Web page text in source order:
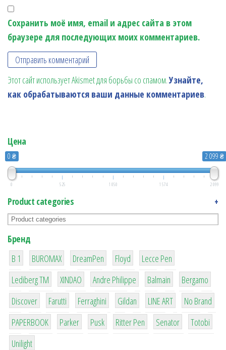
Сохранить моё имя, email и адрес сайта в этом
браузере для последующих моих комментариев.
Этот сайт использует Akismet для борьбы со спамом.Узнайте,
как обрабатываются ваши данные комментариев.
Цена
0 ₴ 2 099 ₴
0 525 1 050 1 574 2 099
Product categories +
Бренд
B 1
1
BUROMAX
1
DreamPen
2
Floyd
2
Lecce Pen
3
Lediberg ТМ
3
XINDAO
1
Andre Philippe
4
Balmain
26
Bergamo
64
Discover
299
Farutti
4
Ferraghini
42
Gildan
4
LINE ART
90
No Brand
8
PAPERBOOK
6
Parker
2
Pusk
22
Ritter Pen
15
Senator
43
Totobi
1
Unilight